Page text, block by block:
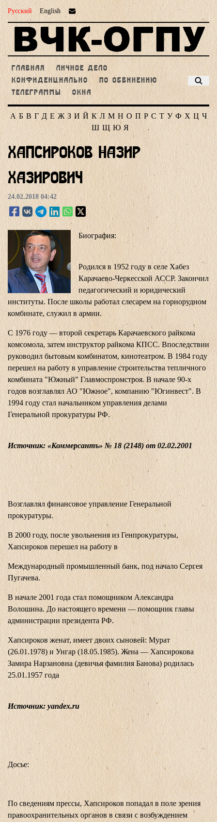
Русский English
ГЛАВНАЯ
ЛИЧНОЕ ДЕЛО
КОНФИДЕНЦИАЛЬНО
ПО ОБВИНЕНИЮ
ТЕЛЕГРАММЫ
ОКНА
А Б В Г Д Е Ж З И Й К Л М Н О П Р С Т У Ф Х Ц Ч
Ш Щ Ю Я
Хапсироков Назир
Хазирович
24.02.2018 04:42
Биография:
Родился в 1952 году в селе Хабез
Карачаево-Черкесской АССР. Закончил
педагогический и юридический
институты. После школы работал слесарем на горнорудном
комбинате, служил в армии.
С 1976 году — второй секретарь Карачаевского райкома
комсомола, затем инструктор райкома КПСС. Впоследствии
руководил бытовым комбинатом, кинотеатром. В 1984 году
перешел на работу в управление строительства тепличного
комбината "Южный" Главмоспромстроя. В начале 90-х
годов возглавлял АО "Южное", компанию "Югинвест". В
1994 году стал начальником управления делами
Генеральной прокуратуры РФ.
Источник: «Коммерсантъ» № 18 (2148) от 02.02.2001
Возглавлял финансовое управление Генеральной
прокуратуры.
В 2000 году, после увольнения из Генпрокуратуры,
Хапсироков перешел на работу в
Международный промышленный банк, под начало Сергея
Пугачева.
В начале 2001 года стал помощником Александра
Волошина. До настоящего времени — помощник главы
администрации президента РФ.
Хапсироков женат, имеет двоих сыновей: Мурат
(26.01.1978) и Унгар (18.05.1985). Жена — Хапсирокова
Замира Нарзановна (девичья фамилия Банова) родилась
25.01.1957 года
Источник: yandex.ru
Досье:
По сведениям прессы, Хапсироков попадал в поле зрения
правоохранительных органов в связи с возбуждением